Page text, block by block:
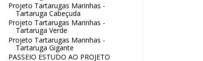
Projeto Tartarugas Marinhas -
Tartaruga Cabeçuda
Projeto Tartarugas Marinhas -
Tartaruga Verde
Projeto Tartarugas Marinhas -
Tartaruga Gigante
PASSEIO ESTUDO AO PROJETO